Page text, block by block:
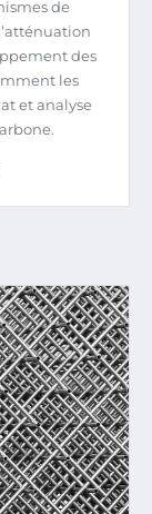
de
des
les
et analyse